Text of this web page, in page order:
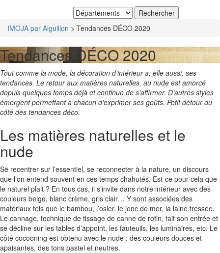
IMOJA par Aiguillon > Tendances DÉCO 2020
Tendances DÉCO 2020
Tout comme la mode, la décoration d’intérieur a, elle aussi, ses
tendances. Le retour aux matières naturelles, au nude est amorcé
depuis quelques temps déjà et continue de s’affirmer. D’autres styles
émergent permettant à chacun d’exprimer ses goûts. Petit détour du
côté des tendances déco.
Les matières naturelles et le
nude
Se recentrer sur l’essentiel, se reconnecter à la nature, un discours
que l’on entend souvent en ces temps chahutés. Est-ce pour cela que
le naturel plait ? En tous cas, il s’invite dans notre intérieur avec des
couleurs beige, blanc crème, gris clair… Y sont associées des
matériaux tels que le bambou, l’osier, le jonc de mer, la laine tressée.
Le cannage, technique de tissage de canne de rotin, fait son entrée et
se décline sur les tables d’appoint, les fauteuils, les luminaires, etc. Le
côté cocooning est obtenu avec le nude : des couleurs douces et
apaisantes, des tons pastel et neutres.